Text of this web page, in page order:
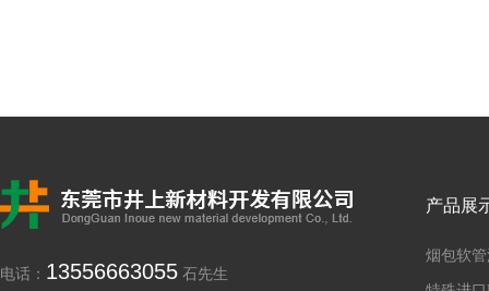
电话： 13556663055 石先生
产品展
烟包软